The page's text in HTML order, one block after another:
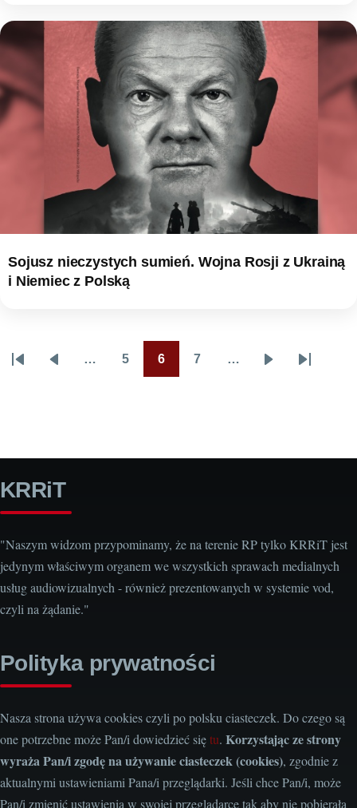
Sojusz nieczystych sumień. Wojna Rosji z Ukrainą
i Niemiec z Polską
Stronicowanie
PierwszaPoprzednia
…
Page
5
Page
6
Page
7 …
NastępnaOstatnia
KRRiT
"Naszym widzom przypominamy, że na terenie RP tylko KRRiT jest
jedynym właściwym organem we wszystkich sprawach medialnych
usług audiowizualnych - również prezentowanych w systemie vod,
czyli na żądanie."
Polityka prywatności
Nasza strona używa cookies czyli po polsku ciasteczek. Do czego są
one potrzebne może Pan/i dowiedzieć siętu. Korzystając ze strony
wyraża Pan/i zgodę na używanie ciasteczek (cookies), zgodnie z
aktualnymi ustawieniami Pana/i przeglądarki. Jeśli chce Pan/i, może
Pan/i zmienić ustawienia w swojej przeglądarce tak aby nie pobierała